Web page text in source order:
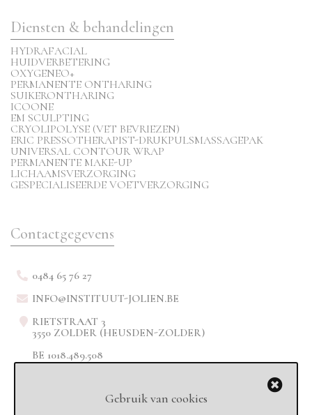
Diensten & behandelingen
HYDRAFACIAL
HUIDVERBETERING
OXYGENEO+
PERMANENTE ONTHARING
SUIKERONTHARING
ICOONE
EM SCULPTING
CRYOLIPOLYSE (VET BEVRIEZEN)
ERIC PRESSOTHERAPIST-DRUKPULSMASSAGEPAK
UNIVERSAL CONTOUR WRAP
PERMANENTE MAKE-UP
LICHAAMSVERZORGING
GESPECIALISEERDE VOETVERZORGING
Contactgegevens
0484 65 76 27
INFO@INSTITUUT-JOLIEN.BE
RIETSTRAAT 3
3550 ZOLDER (HEUSDEN-ZOLDER)
BE 1018.489.508
Gebruik van cookies